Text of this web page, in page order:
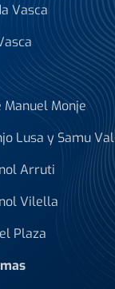
Vasca
Manuel Monje
Lusa y Samu
Arruti
Vilella
Plaza